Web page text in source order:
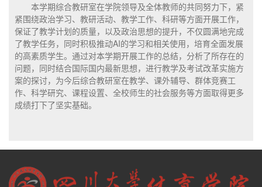
本学期综合教研室在学院领导及全体教师的共同努力下，紧
紧围绕政治学习、教研活动、教学工作、科研等方面开展工作，
保证了教学计划的质量，以及政治思想的提升，不仅圆满地完成
了教学任务，同时积极推动AI的学习和相关使用，培育全面发展
的高素质学生。通过对本学期开展工作的总结，分析了所存在的
问题，同时结合国际国内最新思想，进行教学及考试改革实施方
案的探讨，为今后综合教研室在教学、课外辅导、群体竞赛工
作、科学研究、课程设置、全校师生的社会服务等方面取得更多
成绩打下了坚实基础。